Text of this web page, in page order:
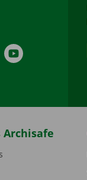
YouTube
Archisafe